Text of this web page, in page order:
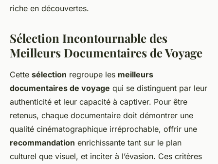
riche en découvertes.
Sélection Incontournable des
Meilleurs Documentaires de Voyage
Cette sélection regroupe les meilleurs
documentaires de voyage qui se distinguent par leur
authenticité et leur capacité à captiver. Pour être
retenus, chaque documentaire doit démontrer une
qualité cinématographique irréprochable, offrir une
recommandation enrichissante tant sur le plan
culturel que visuel, et inciter à l’évasion. Ces critères